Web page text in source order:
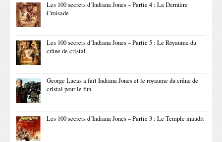
Les 100 secrets d’Indiana Jones – Partie 4 : La Dernière
Croisade
Les 100 secrets d’Indiana Jones – Partie 5 : Le Royaume du
crâne de cristal
George Lucas a fait Indiana Jones et le royaume du crâne de
cristal pour le fun
Les 100 secrets d’Indiana Jones – Partie 3 : Le Temple maudit